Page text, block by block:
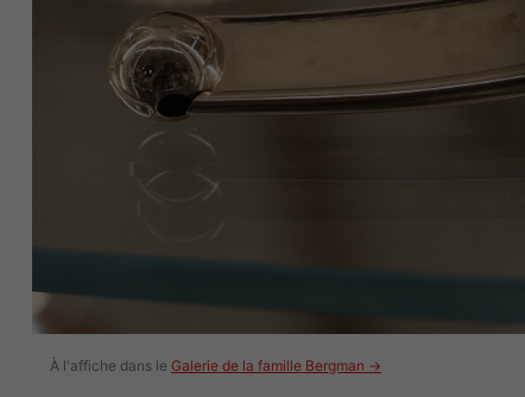
À l'affiche dans le Galerie de la famille Bergman →